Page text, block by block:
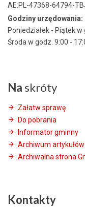
AE:PL-47368-64794-
Godziny urzędowania:
Poniedziałek - Piątek w
Środa w godz. 9:00 -
Na skróty
Załatw sprawę
Do pobrania
Informator gminny
Archiwum artykułów
Archiwalna strona
Kontakty